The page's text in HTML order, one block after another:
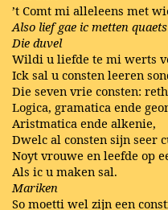
’t Comt mi alleleens met
Also lief gae ic metten
Die duvel
Wildi u liefde te mi werts
Ick sal u consten leeren
Die seven vrie consten:
Logica, gramatica ende
Aristmatica ende alkenie,
Dwelc al consten sijn seer
Noyt vrouwe en leefde op
Als ic u maken sal.
Mariken
So moetti wel zijn een